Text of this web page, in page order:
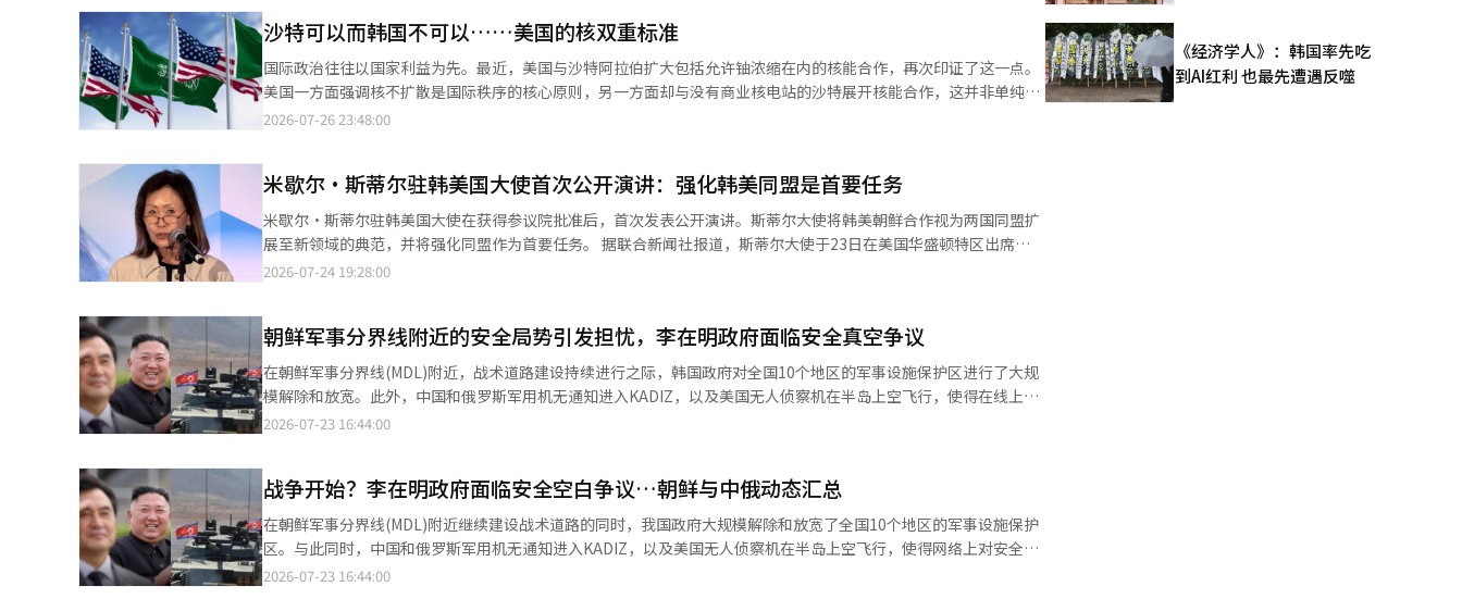
生政变？谁能想象会有人再次发生政变呢？”并提及了去年的紧急戒严事件。 不过，李在明总统提到陆海空军官学校
合并的必要性，是否出于对“政变可能性的担忧”，或是为了“改善以陆军士官学校为中心的人事结构”，尚不清
楚。 然而，近期在网络上，关于陆军士官学校合并讨论与总统“军事政变都是发生在陆军”的发言，以及“未来是否
还有可能再次发生政变”的言论相联系的解读不断出现。 网友们表示：“最终是因为担心自己而想要取消陆军士官学
校吗？”、“安全问题似乎不如担心政变更重要”、“朝鲜在修建战术道路，而我们却只考虑合并军校”等意见纷纷
论。 安圭白部长发言事实核查……“军校稀少”却是全球军事强国“必需的军官教育” 在同一场合，国防部长安圭
白表示：“拥有军校制度的国家并不多，俄罗斯和中国等共产国家也没有军校，很多国家的军官培养是1年或2年的课
程，只有少数国家分开设立军校，很多国家是合并设立军校。” 然而，查看海外案例，虽然形式不同，但许多国家都
设有军官培养的军事教育机构。 美国设有陆军军官学校（西点军校）、海军军官学校、空军军官学校等四年制军校，
同时并行学士课程和军官任命。 英国在大学毕业后，在桑赫斯特皇家陆军军官学校等进行军官教育，法国则结合了大
官。 安部长提到的中国和朝鲜也设有按军种划分的军事大学和军官学校体系，越南则设有国防部下属的军事大学和军
官学校。 澳大利亚、加拿大、日本和印度设有陆海空合并军官学校，但随后仍保持按军种进行专业教育的体系。 因
此，各国的运营方式虽有差异，但大多数军事强国都保持着不同形式的军官专业培养的军事教育体系。 相关消息传出
后，网络上出现了担忧的声音。 关于朝鲜战术道路建设，有人质疑：“为什么我们国家不采取行动？”、“为什么要
通过BBC看到这些？”、“这难道不是安全威胁吗？”、“这下真的要走进来了。”、“难道不记得625时为什么会
么？”、“现在真的对战争感到恐惧。”等评论接连出现。
地区事务上的协作。 她表示：“自1953年以来，韩美同盟在东北亚、乃至更广泛的印太地区的和平、安全与繁荣中
发挥了核心支柱的作用。”并评价道：“我们的经济联系、联合防御态势以及两国人民之间的持久友谊，都是双方互
利和维护地区稳定的伙伴关系的证明。” 她指出：“我们面前还有许多工作要做，绝不能低估这些挑战。”她表
示：“在许多共同优先事项上取得了良好进展，但其他挑战同样需要更多的关注、坦诚的对话，以及双方超越分歧、
寻求共同利益的意愿。” 斯蒂尔大使于1955年出生在首尔，1975年移民美国，她表示，像她这样的许多韩国裔美国
经历促使她走上了公职之路。 她表示：“我深感荣幸能够代表特朗普总统回到我出生的国家，并承担为美国人民服务
的责任，同时也感受到沉重的责任感。” ※ 本报道经人工智能（AI）系统翻译与编辑。
首尔，韩国名为朴恩珠。她的父母是朝鲜战争期间从北方逃至南方的流亡者。之后，她随父亲在日本长大，并于1975
年移居美国。在今年5月的参议院确认听证会上，她介绍自己时表示，英语是她的第三语言。 她在美国佩珀代因大学
毕业，并在南加州大学获得工商管理硕士（MBA）学位。她进入政坛的契机是1992年的洛杉矶暴动。当时，韩裔社
区遭受重大损失，她感到韩裔的声音未能有效传达至美国主流政治，因此意识到参与政治的必要性。 斯蒂尔大使于
2006年当选加利福尼亚州税务公平委员会委员，正式开始了她的选举政治生涯。此后，她曾担任橙县监督，并在
中，她以约600票的微弱差距输给民主党候选人德里克·陈，未能实现三连任。 在共和党内，她被视为保守派的韩国
裔政治人物。她与特朗普总统的关系较早建立，2019年担任特朗普第一任期内总统亚太顾问委员会的共同主席，特朗
普总统在2024年大选前公开支持她。 在外交和安全领域，斯蒂尔大使对朝鲜和中国持相对强硬的立场。她在担任联
邦众议员期间批评了中国共产党的人权问题和知识产权侵犯，并在2023年参与了美国众议院中国特别委员会的活动。
次年，她提出了呼吁美国政府积极应对中国境内脱北者强迫劳动、拘留、人口贩卖和强制遣返问题的国会决议案。
也积极发声。作为众议员，她批评了哈佛大学教授马克·兰齐尔对日本军慰安妇受害者的历史扭曲，并参与了与韩国
裔美国人离散家庭问题相关的立法。在新冠疫情期间，她呼吁扩大美国对韩国的疫苗支持。 斯蒂尔大使在今年5月的
参议院确认听证会上也展现了她未来可能的角色。她强调，美国在韩国的企业应享有与韩国企业在美国相同的市场准
入权。针对对美国企业如Coupang的歧视担忧，她表示将关注相关问题。 她还表示将确认韩国3500亿美元规模的对
辑。
沙特可以而韩国不可以……美国的核双重标准
国际政治往往以国家利益为先。最近，美国与沙特阿拉伯扩大包括允许铀浓缩在内的核能合作，再次印证了这一点。
美国一方面强调核不扩散是国际秩序的核心原则，另一方面却与没有商业核电站的沙特展开核能合作，这并非单纯的
能源政策，而是为了遏制中国在中东的影响力，并将沙特纳入美国主导的安全秩序。这种行为显示出地缘政治利益高
再处理和铀浓缩等核燃料循环技术的限制。尽管拥有世界一流的核电设计、建设和运营能力，韩国仍优先考虑盟友的
信任，自我限制了行动的范围。 如今，韩国已成长为全球公认的核电强国，成功建成阿联酋（UAE）巴拉卡核电站，
并在欧洲新核电市场中展现出竞争力。超过50年的核电运营经验以及国际原子能机构（IAEA）认可的透明安全管理
体系，成为韩国核电产业最大的资产。这也是韩国被评为全球模范不扩散国家的原因。 沙特尚无核电运营经验，曾因
暗示核武装可能性而引发国际社会的担忧。尽管如此，美国在遏制中国和重塑中东秩序的战略需求面前，仍在扩大与
国的现实选择，但显而易见的是，国际政治并非仅凭原则运作，国家利益的考量会改变原则的解释。 我们的认知也存
在问题。核电不仅是建设电厂的产业，更是人工智能（AI）数据中心时代的电力供应、小型模块化反应堆（SMR）、
核燃料循环、核电拆除等国家竞争力的战略产业。拥有世界一流技术的韩国不应固守过去的框架。我们需要反思，是
否仍停留在“盟友总会在某个时候认可我们”的期待中。 这一变化在安全层面也带来了不少深意。在朝鲜核导弹能力
不断提升的情况下，获取核动力潜艇的必要性一直被提上日程。核潜艇并非核武器，而是能够进行长期潜航和远程作
建立的信任和世界一流技术水平相匹配的合理待遇。韩美核能协议的运作方式也需要重新审视。盟友关系并非建立在
一方的牺牲之上。如果美国根据国家利益灵活运用原则，韩国也应更加积极地制定以国家利益为中心的核能战略。这
才是成熟盟友的表现，也是我们在快速变化的国际秩序中应选择的现实之路。
2026-07-26 23:48:00
米歇尔·斯蒂尔驻韩美国大使首次公开演讲：强化韩美同盟是首要任务
米歇尔·斯蒂尔驻韩美国大使在获得参议院批准后，首次发表公开演讲。斯蒂尔大使将韩美朝鲜合作视为两国同盟扩
展至新领域的典范，并将强化同盟作为首要任务。 据联合新闻社报道，斯蒂尔大使于23日在美国华盛顿特区出席了
韩美朝鲜合作中心的开幕式。 斯蒂尔大使表示：“美国和韩国是基于长期共享的价值观和牺牲建立的同盟，正在通过
示：“此次活动是我作为大使获得批准后首次公开演讲，意义重大。”他强调：“在担任驻韩美国大使期间，强化韩
美同盟将是我的‘首要任务’。” 在活动结束后，当联合新闻社记者询问他何时前往韩国时，斯蒂尔大使回答：“下
周。”上个月获得美国参议院批准的斯蒂尔大使，预计将很快前往韩国开始正式工作。 斯蒂尔大使在之前的参议院批
准听证会上也曾表示，进入韩国市场的美国企业应当获得与韩国企业平等的对待。※ 本报道经人工智能（AI）系统翻
译与编辑。
2026-07-24 19:28:00
朝鲜军事分界线附近的安全局势引发担忧，李在明政府面临安全真空争议
在朝鲜军事分界线(MDL)附近，战术道路建设持续进行之际，韩国政府对全国10个地区的军事设施保护区进行了大规
模解除和放宽。此外，中国和俄罗斯军用机无通知进入KADIZ，以及美国无人侦察机在半岛上空飞行，使得在线上对
安全局势的担忧声音不断上升。 军事保护区面积十倍于汪洋 国防部最近宣布，解除或放宽了包括首尔的龙山、麻
发，针对不影响军事行动的区域。预计此次措施将为平泽高德地区后续开发、高阳科技谷、首尔西北部城市整治项目
等带来推动。 朝鲜持续扩建战术道路和铁丝网 相对而言，朝鲜在军事分界线附近的国境化工作正在迅速推进。 根据
军方和专家的分析，朝鲜正在进行不毛化工作，建设约70公里的战术道路和约90公里的铁丝网，若按目前的速度，预
计在2至3年内完成国境化工作。 专家分析称，若战术道路建成，部队和装备的调动能力将大幅提升。 中俄军用机无
通知进入KADIZ 早在6月，中国和俄罗斯的10余架军用机在未事先通知的情况下进入韩国防空识别区(KADIZ)，并在
2026-07-23 16:44:00
战争开始？李在明政府面临安全空白争议…朝鲜与中俄动态汇总
在朝鲜军事分界线(MDL)附近继续建设战术道路的同时，我国政府大规模解除和放宽了全国10个地区的军事设施保护
区。与此同时，中国和俄罗斯军用机无通知进入KADIZ，以及美国无人侦察机在半岛上空飞行，使得网络上对安全的
担忧声音不断上升。 军事保护区面积十倍于汪洋 国防部最近宣布，解除或放宽了包括首尔龙山、麻浦、恩平区，京
2026-07-23 16:44:00
《经济学人》：韩国率先吃
到AI红利 也最先遭遇反噬